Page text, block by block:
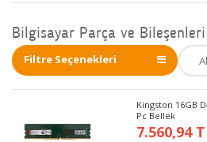
Bilgisayar Parça ve Bileşenleri
Filtre Seçenekleri
Kingston 16GB
Pc Bellek
7.560,94